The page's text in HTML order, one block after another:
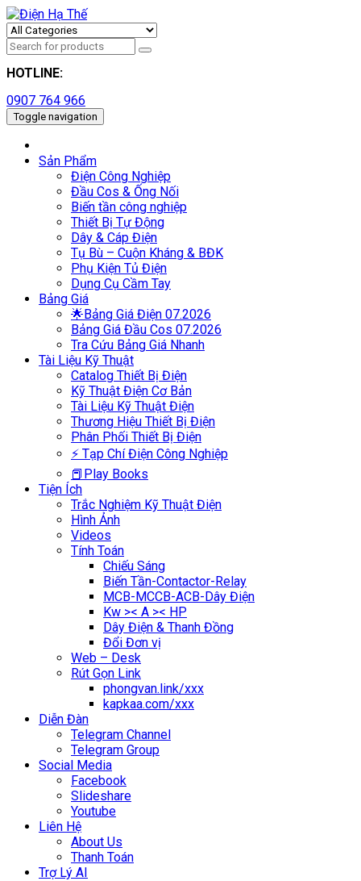
HOTLINE:
0907 764 966
Toggle navigation
Sản Phẩm
Điện Công Nghiệp
Đầu Cos & Ống Nối
Biến tần công nghiệp
Thiết Bị Tự Động
Dây & Cáp Điện
Tụ Bù – Cuộn Kháng & BĐK
Phụ Kiện Tủ Điện
Dụng Cụ Cầm Tay
Bảng Giá
🌟Bảng Giá Điện 07.2026
Bảng Giá Đầu Cos 07.2026
Tra Cứu Bảng Giá Nhanh
Tài Liệu Kỹ Thuật
Catalog Thiết Bị Điện
Kỹ Thuật Điện Cơ Bản
Tài Liệu Kỹ Thuật Điện
Thương Hiệu Thiết Bị Điện
Phân Phối Thiết Bị Điện
⚡ Tạp Chí Điện Công Nghiệp
📕Play Books
Tiện Ích
Trắc Nghiệm Kỹ Thuật Điện
Hình Ảnh
Videos
Tính Toán
Chiếu Sáng
Biến Tần-Contactor-Relay
MCB-MCCB-ACB-Dây Điện
Kw >< A >< HP
Dây Điện & Thanh Đồng
Đổi Đơn vị
Web – Desk
Rút Gọn Link
phongvan.link/xxx
kapkaa.com/xxx
Diễn Đàn
Telegram Channel
Telegram Group
Social Media
Facebook
Slideshare
Youtube
Liên Hệ
About Us
Thanh Toán
Trợ Lý AI